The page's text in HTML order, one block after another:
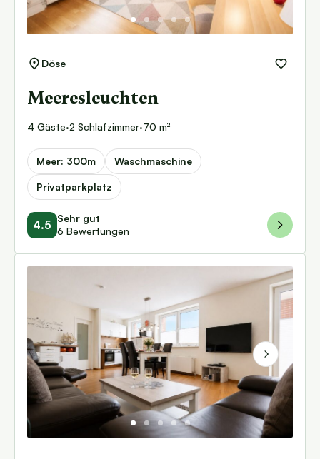
Döse
Meeresleuchten
4 Gäste·2 Schlafzimmer·70 m²
Meer: 300m Waschmaschine
Privatparkplatz
4.5 Sehr gut
6 Bewertungen
Next